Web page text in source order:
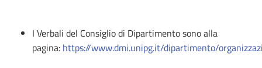
I Verbali del Consiglio di Dipartimento sono alla
pagina: https://www.dmi.unipg.it/dipartimento/